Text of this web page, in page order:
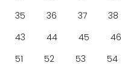
35
36 37 38
43
44 45 46
51
52 53 54